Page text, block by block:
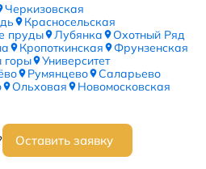
Черкизовская
Красносельская
пруды Лубянка
Охотный Ряд
Кропоткинская
Фрунзенская
горы
Университет
Румянцево
Саларьево
Ольховая
Новомосковская
Оставить заявку